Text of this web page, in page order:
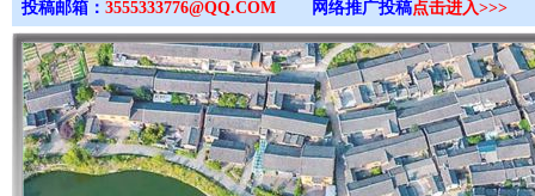
投稿邮箱： 3555333776@QQ.COM 网络推广投稿点击进入>>>